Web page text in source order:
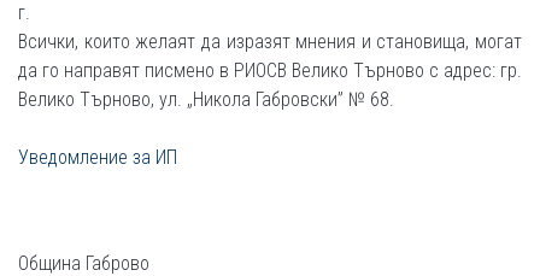
г.
Всички, които желаят да изразят мнения и становища, могат
да го направят писмено в РИОСВ Велико Търново с адрес: гр.
Велико Търново, ул. „Никола Габровски” № 68.
Уведомление за ИП
Община Габрово